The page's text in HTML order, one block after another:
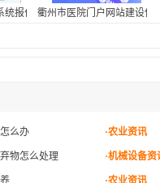
报价 衢州市医院门户网站建设信
么办 ·农业资讯
物怎么处理 ·机械设备资
·农业资讯